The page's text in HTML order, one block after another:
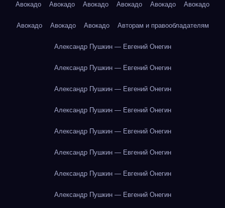
Авокадо Авокадо Авокадо Авокадо Авокадо Авокадо
Авокадо Авокадо Авокадо Авторам и правообладателям
Александр Пушкин — Евгений Онегин
Александр Пушкин — Евгений Онегин
Александр Пушкин — Евгений Онегин
Александр Пушкин — Евгений Онегин
Александр Пушкин — Евгений Онегин
Александр Пушкин — Евгений Онегин
Александр Пушкин — Евгений Онегин
Александр Пушкин — Евгений Онегин